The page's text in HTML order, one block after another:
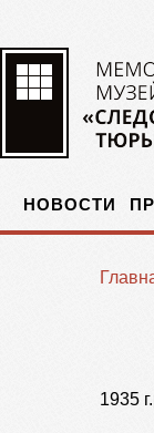
НОВОСТИ
1935